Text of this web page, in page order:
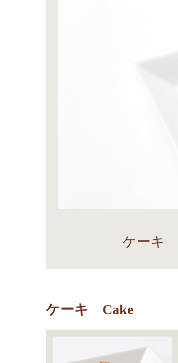
ケーキ
ケーキ Cake